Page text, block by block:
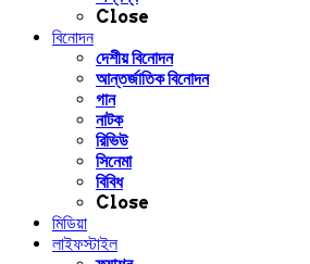
Close
বিনোদন
দেশীয় বিনোদন
আন্তর্জাতিক বিনোদন
গান
নাটক
রিভিউ
সিনেমা
বিবিধ
Close
মিডিয়া
লাইফস্টাইল